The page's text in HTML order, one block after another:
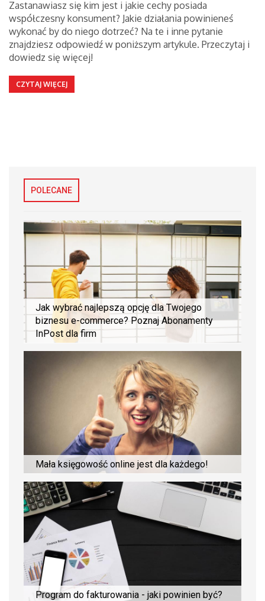
Zastanawiasz się kim jest i jakie cechy posiada
współczesny konsument? Jakie działania powinieneś
wykonać by do niego dotrzeć? Na te i inne pytanie
znajdziesz odpowiedź w poniższym artykule. Przeczytaj i
dowiedz się więcej!
CZYTAJ WIĘCEJ
POLECANE
Jak wybrać najlepszą opcję dla Twojego
biznesu e-commerce? Poznaj Abonamenty
InPost dla firm
Mała księgowość online jest dla każdego!
Program do fakturowania - jaki powinien być?